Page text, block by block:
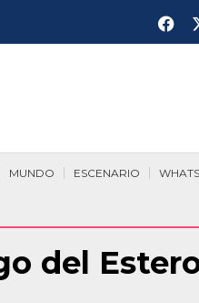
ESCENARIO
MUNDO
del